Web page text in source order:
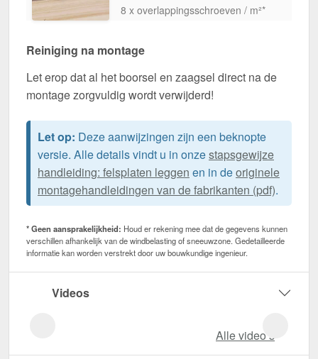
8 x overlappingsschroeven / m²*
Reiniging na montage
Let erop dat al het boorsel en zaagsel direct na de
montage zorgvuldig wordt verwijderd!
Let op: Deze aanwijzingen zijn een beknopte
versie. Alle details vindt u in onzestapsgewijze
handleiding: felsplaten leggen en in deoriginele
montagehandleidingen van de fabrikanten (pdf).
* Geen aansprakelijkheid: Houd er rekening mee dat de gegevens kunnen
verschillen afhankelijk van de windbelasting of sneeuwzone. Gedetailleerde
informatie kan worden verstrekt door uw bouwkundige ingenieur.
Videos
Alle video‘s